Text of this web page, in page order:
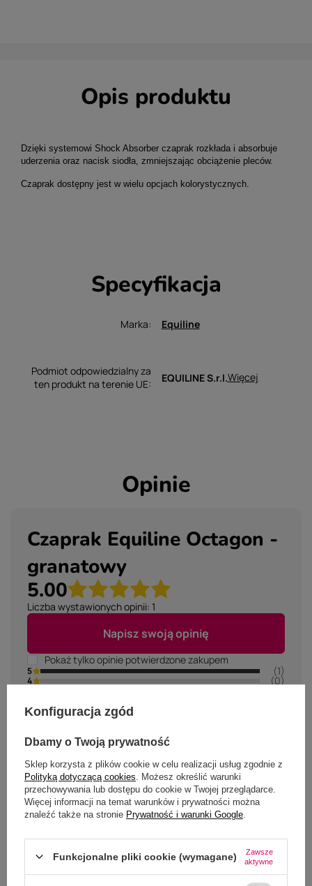
Opis produktu
Dzięki systemowi Shock Absorber czaprak rozkłada i absorbuje
uderzenia oraz nacisk siodła, zmniejszając obciążenie pleców.
Czaprak dostępny jest w wielu opcjach kolorystycznych.
Specyfikacja
Marka Equiline
Podmiot odpowiedzialny za
ten produkt na terenie UE
EQUILINE S.r.l.Więcej
Opinie
Czaprak Equiline Octagon -
granatowy
5.00
Liczba wystawionych opinii: 1
Napisz swoją opinię
Pokaż tylko opinie potwierdzone zakupem
5 (1)
4 (0)
1
Kliknij w ocenę aby filtrować opinie
5/5
OPINIA POTWIERDZONA ZAKUPEM
Idealny pod hafty
Czy ta opinia była pomocna?
Tak
0 Nie 0
Konfiguracja zgód
Dbamy o Twoją prywatność
Sklep korzysta z plików cookie w celu realizacji usług zgodnie z
Polityką dotyczącą cookies . Możesz określić warunki
przechowywania lub dostępu do cookie w Twojej przeglądarce.
Więcej informacji na temat warunków i prywatności można
znaleźć także na stronie Prywatność i warunki Google
Funkcjonalne pliki cookie (wymagane)
Zawsze
aktywne